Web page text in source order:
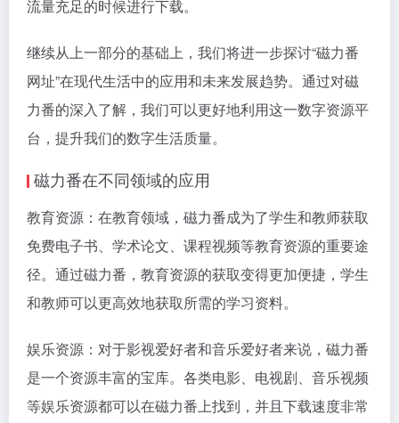
流量充足的时候进行下载。
继续从上一部分的基础上，我们将进一步探讨“磁力番
网址”在现代生活中的应用和未来发展趋势。通过对磁
力番的深入了解，我们可以更好地利用这一数字资源平
台，提升我们的数字生活质量。
磁力番在不同领域的应用
教育资源：在教育领域，磁力番成为了学生和教师获取
免费电子书、学术论文、课程视频等教育资源的重要途
径。通过磁力番，教育资源的获取变得更加便捷，学生
和教师可以更高效地获取所需的学习资料。
娱乐资源：对于影视爱好者和音乐爱好者来说，磁力番
是一个资源丰富的宝库。各类电影、电视剧、音乐视频
等娱乐资源都可以在磁力番上找到，并且下载速度非常